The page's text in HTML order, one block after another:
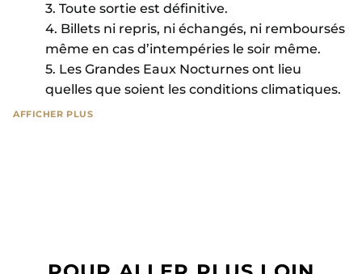
3. Toute sortie est définitive.
4. Billets ni repris, ni échangés, ni remboursés
même en cas d’intempéries le soir même.
5. Les Grandes Eaux Nocturnes ont lieu
quelles que soient les conditions climatiques.
AFFICHER PLUS